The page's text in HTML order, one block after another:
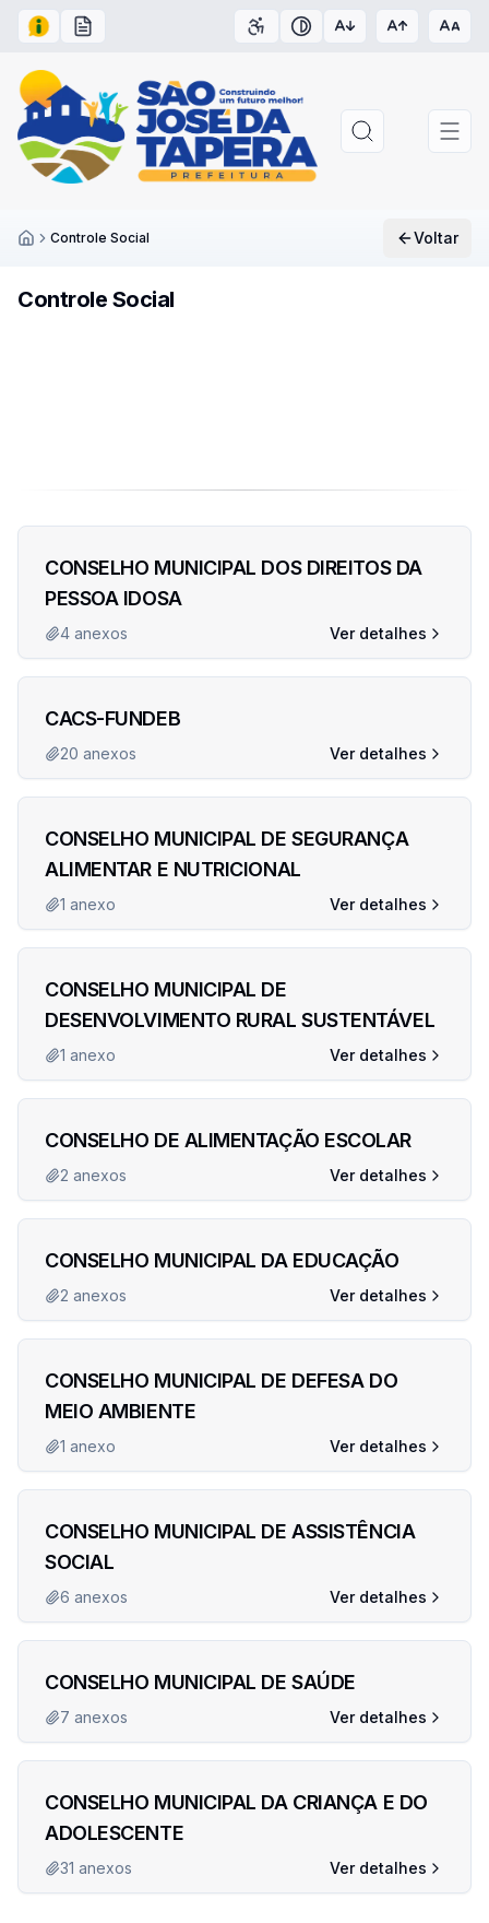
Acesso à Informação
Carta de Serviços Acessibilidade
Contraste
Controle Social Voltar
Controle Social
CONSELHO MUNICIPAL DOS DIREITOS DA
PESSOA IDOSA
4 anexos Ver detalhes
CACS-FUNDEB
20 anexos Ver detalhes
CONSELHO MUNICIPAL DE SEGURANÇA
ALIMENTAR E NUTRICIONAL
1 anexo Ver detalhes
CONSELHO MUNICIPAL DE
DESENVOLVIMENTO RURAL SUSTENTÁVEL
1 anexo Ver detalhes
CONSELHO DE ALIMENTAÇÃO ESCOLAR
2 anexos Ver detalhes
CONSELHO MUNICIPAL DA EDUCAÇÃO
2 anexos Ver detalhes
CONSELHO MUNICIPAL DE DEFESA DO
MEIO AMBIENTE
1 anexo Ver detalhes
CONSELHO MUNICIPAL DE ASSISTÊNCIA
SOCIAL
6 anexos Ver detalhes
CONSELHO MUNICIPAL DE SAÚDE
7 anexos Ver detalhes
CONSELHO MUNICIPAL DA CRIANÇA E DO
ADOLESCENTE
31 anexos Ver detalhes